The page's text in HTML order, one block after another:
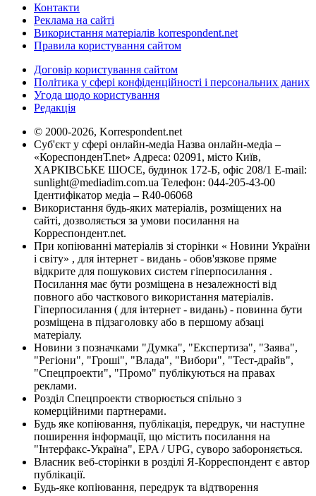
Контакти
Реклама на сайті
Використання матеріалів korrespondent.net
Правила користування сайтом
Договір користування сайтом
Політика у сфері конфіденційності і персональних даних
Угода щодо користування
Редакція
© 2000-2026, Korrespondent.net
Суб'єкт у сфері онлайн-медіа Назва онлайн-медіа –
«КореспонденТ.net» Адреса: 02091, місто Київ,
ХАРКІВСЬКЕ ШОСЕ, будинок 172-Б, офіс 208/1 E-mail:
sunlight@mediadim.com.ua Телефон: 044-205-43-00
Ідентифікатор медіа – R40-06068
Використання будь-яких матеріалів, розміщених на
сайті, дозволяється за умови посилання на
Корреспондент.net.
При копіюванні матеріалів зі сторінки « Новини України
і світу» , для інтернет - видань - обов'язкове пряме
відкрите для пошукових систем гіперпосилання .
Посилання має бути розміщена в незалежності від
повного або часткового використання матеріалів.
Гіперпосилання ( для інтернет - видань) - повинна бути
розміщена в підзаголовку або в першому абзаці
матеріалу.
Новини з позначками "Думка", "Експертиза", "Заява",
"Регіони", "Гроші", "Влада", "Вибори", "Тест-драйв",
"Спецпроекти", "Промо" публікуються на правах
реклами.
Розділ Спецпроекти створюється спільно з
комерційними партнерами.
Будь яке копіювання, публікація, передрук, чи наступне
поширення інформації, що містить посилання на
"Інтерфакс-Україна", EPA / UPG, суворо забороняється.
Власник веб-сторінки в розділі Я-Корреспондент є автор
публікації.
Будь-яке копіювання, передрук та відтворення